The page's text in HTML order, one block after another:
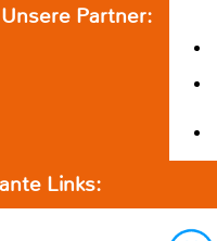
Unsere Partner:
Links: